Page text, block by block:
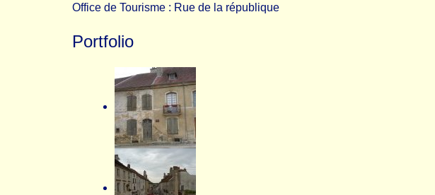
Office de Tourisme : Rue de la république
Portfolio